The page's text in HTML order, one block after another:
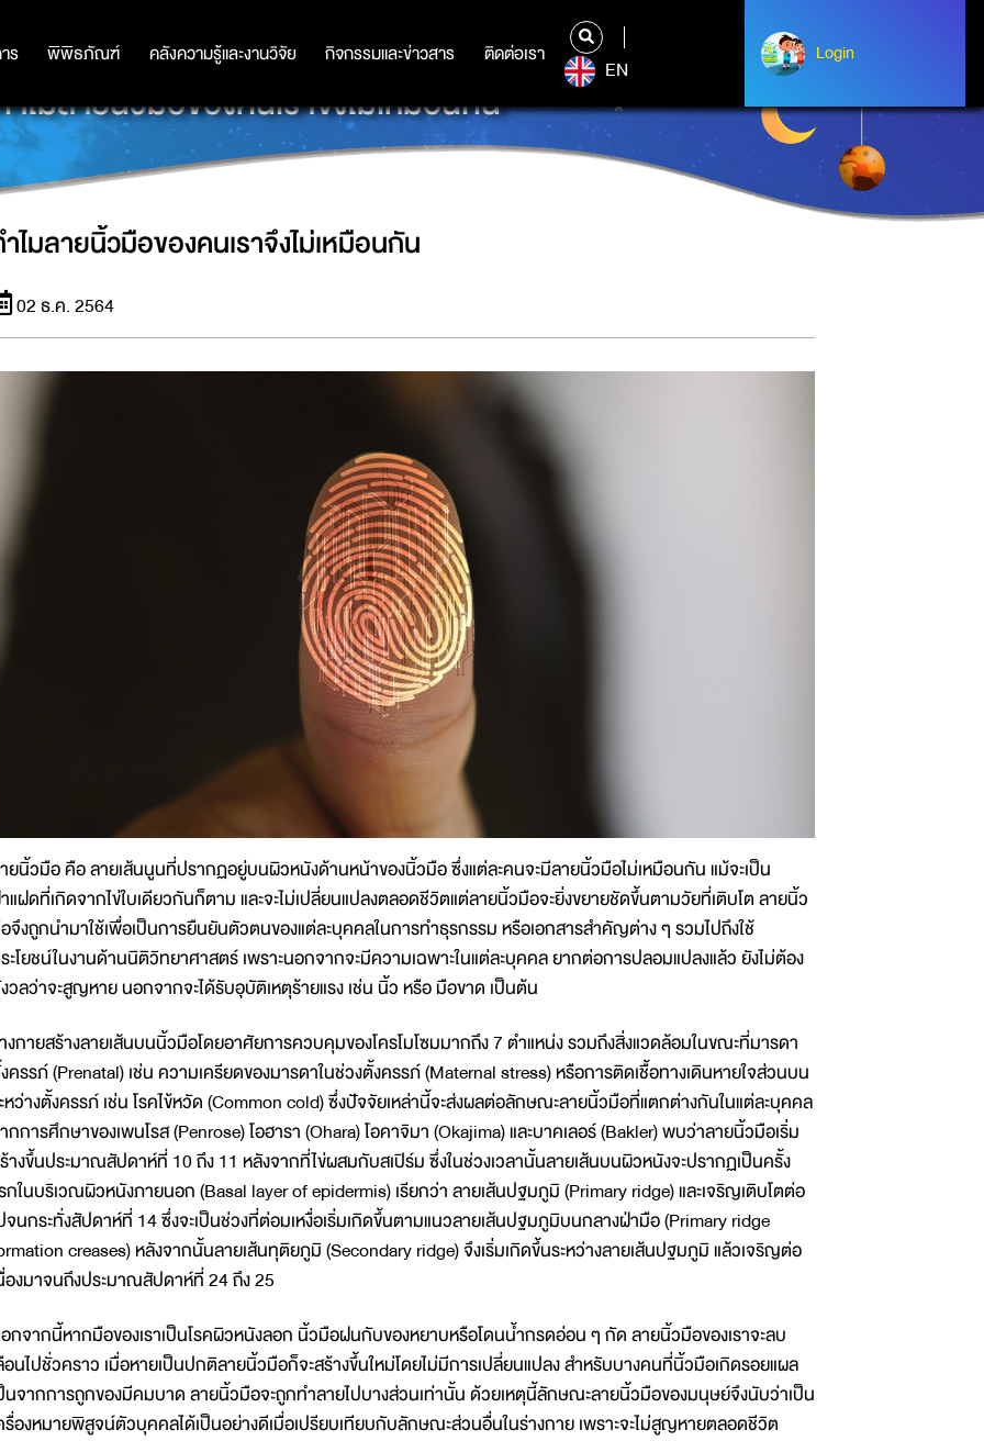
ร พิพิธภัณฑ์ คลังความรู้และงานวิจัย กิจกรรมและข่าวสาร ติดต่อเรา
ร พิพิธภัณฑ์ คลังความรู้และงานวิจัย กิจกรรมและข่าวสาร ติดต่อเรา
EN
Login
Login
ไมลายนิ้วมือของคนเราจึงไม่เหมือนกัน
ไมลายนิ้วมือของคนเราจึงไม่เหมือนกัน
02 ธ.ค. 2564
ยนิ้วมือ คือ ลายเส้นนูนที่ปรากฏอยู่บนผิวหนังด้านหน้าของนิ้วมือ ซึ่งแต่ละคนจะมีลายนิ้วมือไม่เหมือนกัน แม้จะเป็น
แฝดที่เกิดจากไข่ใบเดียวกันก็ตาม และจะไม่เปลี่ยนแปลงตลอดชีวิตแต่ลายนิ้วมือจะยิ่งขยายชัดขึ้นตามวัยที่เติบโต ลายนิ้ว
จึงถูกนำมาใช้เพื่อเป็นการยืนยันตัวตนของแต่ละบุคคลในการทำธุรกรรม หรือเอกสารสำคัญต่าง ๆ รวมไปถึงใช้
ะโยชน์ในงานด้านนิติวิทยาศาสตร์ เพราะนอกจากจะมีความเฉพาะในแต่ละบุคคล ยากต่อการปลอมแปลงแล้ว ยังไม่ต้อง
วลว่าจะสูญหาย นอกจากจะได้รับอุบัติเหตุร้ายแรง เช่น นิ้ว หรือ มือขาด เป็นต้น
งกายสร้างลายเส้นบนนิ้วมือโดยอาศัยการควบคุมของโครโมโซมมากถึง 7 ตำแหน่ง รวมถึงสิ่งแวดล้อมในขณะที่มารดา
ครรภ์ (Prenatal) เช่น ความเครียดของมารดาในช่วงตั้งครรภ์ (Maternal stress) หรือการติดเชื้อทางเดินหายใจส่วนบน
หว่างตั้งครรภ์ เช่น โรคไข้หวัด (Common cold) ซึ่งปัจจัยเหล่านี้จะส่งผลต่อลักษณะลายนิ้วมือที่แตกต่างกันในแต่ละบุคคล
กการศึกษาของเพนโรส (Penrose) โอฮารา (Ohara) โอคาจิมา (Okajima) และบาคเลอร์ (Bakler) พบว่าลายนิ้วมือเริ่ม
างขึ้นประมาณสัปดาห์ที่ 10 ถึง 11 หลังจากที่ไข่ผสมกับสเปิร์ม ซึ่งในช่วงเวลานั้นลายเส้นบนผิวหนังจะปรากฏเป็นครั้ง
กในบริเวณผิวหนังภายนอก (Basal layer of epidermis) เรียกว่า ลายเส้นปฐมภูมิ (Primary ridge) และเจริญเติบโตต่อ
จนกระทั่งสัปดาห์ที่ 14 ซึ่งจะเป็นช่วงที่ต่อมเหงื่อเริ่มเกิดขึ้นตามแนวลายเส้นปฐมภูมิบนกลางฝ่ามือ (Primary ridge
creases) หลังจากนั้นลายเส้นทุติยภูมิ (Secondary ridge) จึงเริ่มเกิดขึ้นระหว่างลายเส้นปฐมภูมิ แล้วเจริญต่อ
องมาจนถึงประมาณสัปดาห์ที่ 24 ถึง 25
กจากนี้หากมือของเราเป็นโรคผิวหนังลอก นิ้วมือฝนกับของหยาบหรือโดนน้ำกรดอ่อน ๆ กัด ลายนิ้วมือของเราจะลบ
อนไปชั่วคราว เมื่อหายเป็นปกติลายนิ้วมือก็จะสร้างขึ้นใหม่โดยไม่มีการเปลี่ยนแปลง สำหรับบางคนที่นิ้วมือเกิดรอยแผล
นจากการถูกของมีคมบาด ลายนิ้วมือจะถูกทำลายไปบางส่วนเท่านั้น ด้วยเหตุนี้ลักษณะลายนิ้วมือของมนุษย์จึงนับว่าเป็น
รื่องหมายพิสูจน์ตัวบุคคลได้เป็นอย่างดีเมื่อเปรียบเทียบกับลักษณะส่วนอื่นในร่างกาย เพราะจะไม่สูญหายตลอดชีวิต